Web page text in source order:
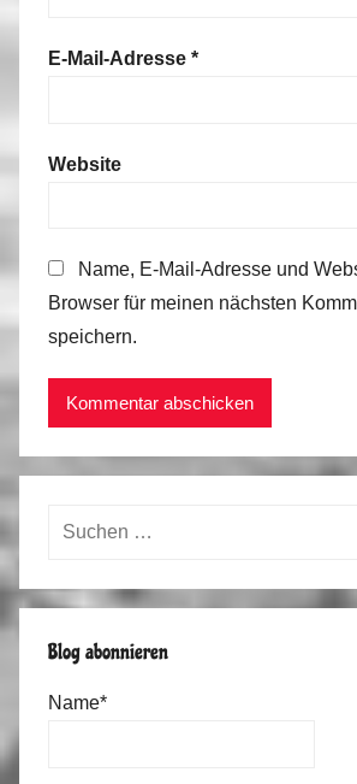
E-Mail-Adresse *
Website
Name, E-Mail-Adresse und
Browser für meinen nächsten
speichern.
Suchen
Blog abonnieren
Name*